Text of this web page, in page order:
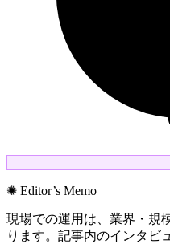
✺ Editor’s Memo
現場での運用は、業界・規
ります。記事内のインタビ